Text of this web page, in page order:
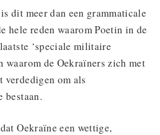
dit meer dan een grammaticale
hele reden waarom Poetin in de
‘speciale militaire
waarom de Oekraïners zich met
verdedigen om als
bestaan.
Oekraïne een wettige,